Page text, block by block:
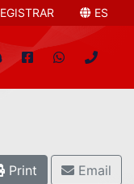
ES
Print Email